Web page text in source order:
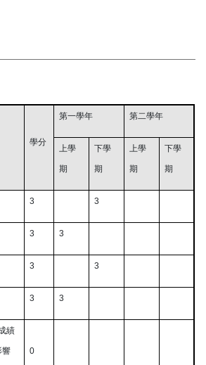
學分
第一學年 第二學年
上學
期
下學
期
上學
期
下學
期
3 3
3 3
3 3
3 3
績
響 0